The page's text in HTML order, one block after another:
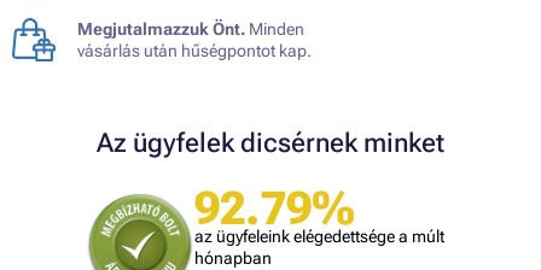
Megjutalmazzuk Önt. Minden
vásárlás után hűségpontot kap.
Az ügyfelek dicsérnek minket
92.79%
az ügyfeleink elégedettsége a múlt
hónapban